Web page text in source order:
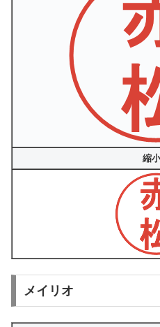
縮
メイリオ